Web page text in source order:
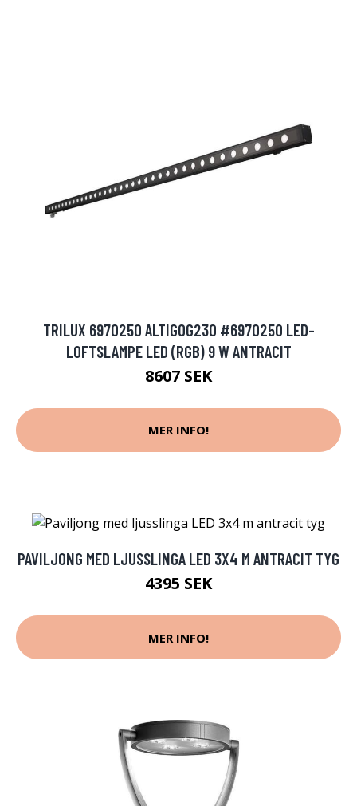
TRILUX 6970250 ALTIGOG230 #6970250 LED-
LOFTSLAMPE LED (RGB) 9 W ANTRACIT
8607 SEK
MER INFO!
PAVILJONG MED LJUSSLINGA LED 3X4 M ANTRACIT TYG
4395 SEK
MER INFO!